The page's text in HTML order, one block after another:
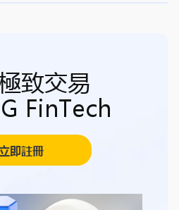
致交易
FinTech
即註冊